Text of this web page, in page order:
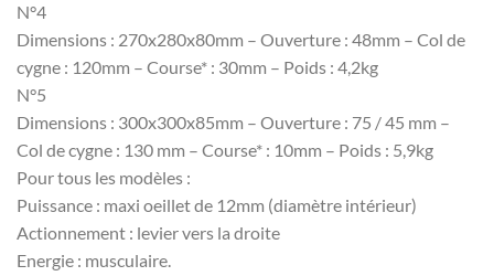
N°4
Dimensions : 270x280x80mm – Ouverture : 48mm – Col de
cygne : 120mm – Course* : 30mm – Poids : 4,2kg
N°5
Dimensions : 300x300x85mm – Ouverture : 75 / 45 mm –
Col de cygne : 130 mm – Course* : 10mm – Poids : 5,9kg
Pour tous les modèles :
Puissance : maxi oeillet de 12mm (diamètre intérieur)
Actionnement : levier vers la droite
Energie : musculaire.